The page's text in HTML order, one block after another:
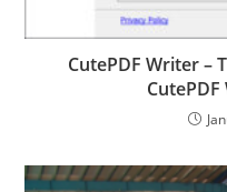
CutePDF Writer –